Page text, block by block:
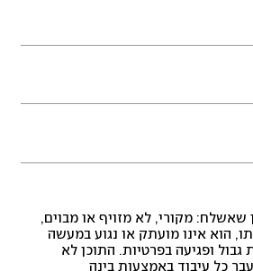
שאשלח: מקורי, לא מזויף או מבוים,
הוא אינו מועתק או נגוע במעשה
גבול ופגיעה בפרטיות. התוכן לא
כל עיבוד באמצעות בינה